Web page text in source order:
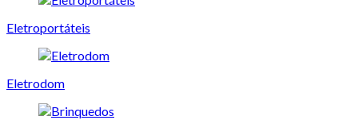
Eletroportáteis
Eletrodom